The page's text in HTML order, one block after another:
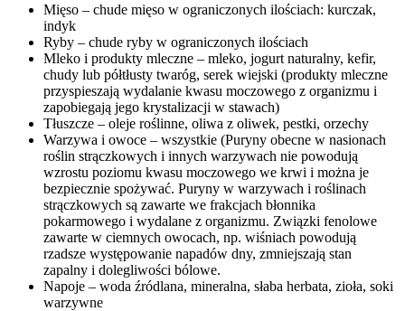
Mięso – chude mięso w ograniczonych ilościach: kurczak,
indyk
Ryby – chude ryby w ograniczonych ilościach
Mleko i produkty mleczne – mleko, jogurt naturalny, kefir,
chudy lub półtłusty twaróg, serek wiejski (produkty mleczne
przyspieszają wydalanie kwasu moczowego z organizmu i
zapobiegają jego krystalizacji w stawach)
Tłuszcze – oleje roślinne, oliwa z oliwek, pestki, orzechy
Warzywa i owoce – wszystkie (Puryny obecne w nasionach
roślin strączkowych i innych warzywach nie powodują
wzrostu poziomu kwasu moczowego we krwi i można je
bezpiecznie spożywać. Puryny w warzywach i roślinach
strączkowych są zawarte we frakcjach błonnika
pokarmowego i wydalane z organizmu. Związki fenolowe
zawarte w ciemnych owocach, np. wiśniach powodują
rzadsze występowanie napadów dny, zmniejszają stan
zapalny i dolegliwości bólowe.
Napoje – woda źródlana, mineralna, słaba herbata, zioła, soki
warzywne